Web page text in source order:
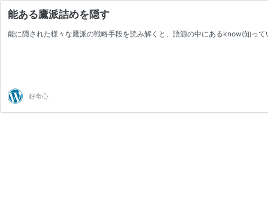
能ある鷹派詰めを隠す
能に隠された様々な鷹派の戦略手段を読み解くと、語源の中にあるknow(知っ
好奇心